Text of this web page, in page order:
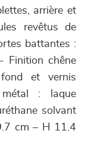
arrière et
revêtus de
battantes :
Finition chêne
et vernis
: laque
solvant
cm – H 11.4